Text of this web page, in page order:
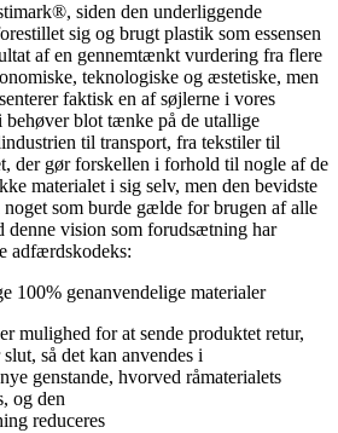
siden den underliggende
sig og brugt plastik som essensen
af en gennemtænkt vurdering fra flere
teknologiske og æstetiske, men
faktisk en af søjlerne i vores
blot tænke på de utallige
til transport, fra tekstiler til
der gør forskellen i forhold til nogle af de
materialet i sig selv, men den bevidste
som burde gælde for brugen af alle
denne vision som forudsætning har
adfærdskodeks:
100% genanvendelige materialer
mulighed for at sende produktet retur,
så det kan anvendes i
genstande, hvorved råmaterialets
og den
reduceres